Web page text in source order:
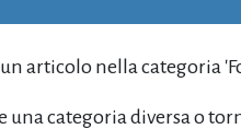
articolo nella categoria
una categoria diversa o